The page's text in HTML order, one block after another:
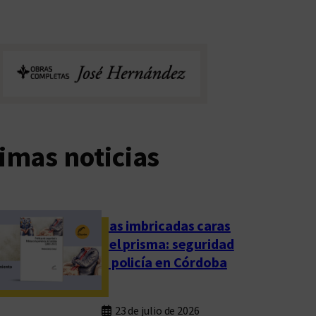
noticias
Las imbricadas caras
del prisma: seguridad
y policía en Córdoba
23 de julio de 2026